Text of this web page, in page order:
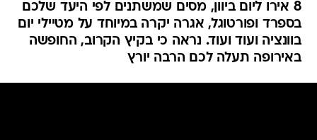
8 אירו ליום ביוון, מסים שמשתנים לפי היעד שלכם
בספרד ופורטוגל, אגרה יקרה במיוחד על מטיילי יום
בוונציה ועוד ועוד. נראה כי בקיץ הקרוב, החופשה
באירופה תעלה לכם הרבה יורץ